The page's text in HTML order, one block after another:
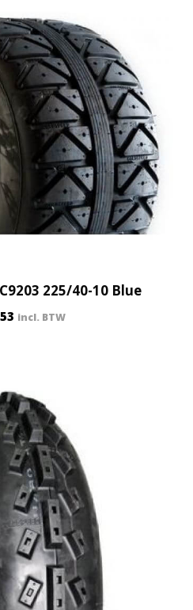
225/40-10 Blue
incl. BTW